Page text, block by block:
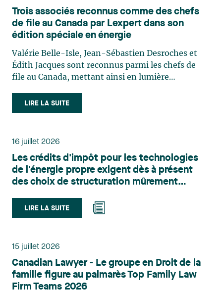
Trois associés reconnus comme des chefs
de file au Canada par Lexpert dans son
édition spéciale en énergie
Valérie Belle-Isle, Jean-Sébastien Desroches et
Édith Jacques sont reconnus parmi les chefs de
file au Canada, mettant ainsi en lumière
le domaine du droit des technologies. Valérie
Belle-Isle est associée au sein du groupe de droit
principalement sur le droit de l’environnement,
du territoire. Elle conseille et représente une
clientèle publique et privée dans le cadre d’enjeux
touchant notamment les obligations
et de permis, l’application et la contestation de
règlements d’urbanisme, ainsi que les dossiers
municipalités dans la validation juridique de leurs
Reconnue pour son approche à la fois stratégique
et pratique, elle intervient aussi en matière de
LIRE LA SUITE
16 juillet 2026
Les crédits d'impôt pour les technologies
de l'énergie propre exigent dès à présent
des choix de structuration mûrement
LIRE LA SUITE
15 juillet 2026
Canadian Lawyer - Le groupe en Droit de la
famille figure au palmarès Top Family Law
Firm Teams 2026